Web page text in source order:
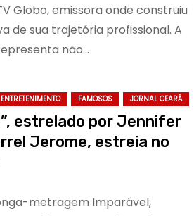
Globo, emissora onde construiu
de sua trajetória profissional. A
não…
ENTRETENIMENTO FAMOSOS JORNAL CEARÁ
estrelado por Jennifer
Jerome, estreia no
metragem Imparável,